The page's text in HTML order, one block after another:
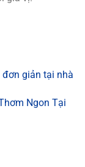
đơn giản tại nhà
Ngon Tại